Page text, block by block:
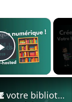
×
Play Video
Créez votre bibliothèque numérique avec Calibre Web Automated